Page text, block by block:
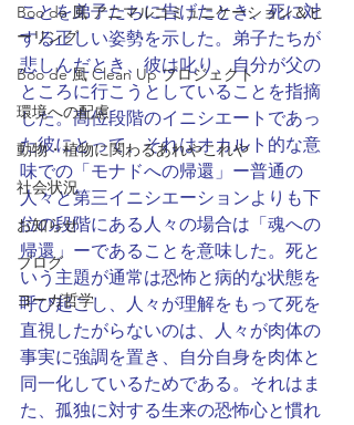
Boo de 風 アニマルコミュニケーション＆ヒ
ーリング
Boo de 風 Clean Up プロジェクト
環境への配慮
動物・植物に関わるあれやこれや
社会状況
お知らせ
ブログ
ヨーガ哲学
ことを弟子たちに告げたとき、死に対
する正しい姿勢を示した。弟子たちが
悲しんだとき、彼は叱り、自分が父の
ところに行こうとしていることを指摘
した。高位段階のイニシエートであっ
た彼にとって、それはオカルト的な意
味での「モナドへの帰還」ー普通の
人々と第三イニシエーションよりも下
位の段階にある人々の場合は「魂への
帰還」ーであることを意味した。死と
いう主題が通常は恐怖と病的な状態を
呼び起こし、人々が理解をもって死を
直視したがらないのは、人々が肉体の
事実に強調を置き、自分自身を肉体と
同一化しているためである。それはま
た、孤独に対する生来の恐怖心と慣れ